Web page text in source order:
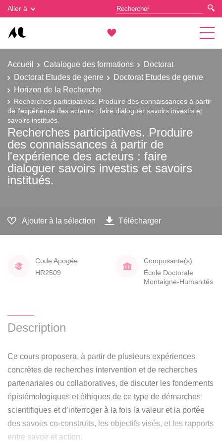
Aller à
Accueil Catalogue des formations
Doctorat
Doctorat Etudes de genre
Doctorat Etudes de genre
Horizon de la Recherche
Recherches participatives. Produire des connaissances à partir
de l'expérience des acteurs : faire dialoguer savoirs investis et
savoirs institués.
Recherches participatives. Produire
des connaissances à partir de
l'expérience des acteurs : faire
dialoguer savoirs investis et savoirs
institués.
Ajouter à la sélection Télécharger
Code Apogée
HR2509
Composante(s)
École Doctorale
Montaigne-Humanités
Description
Ce cours proposera, à partir de plusieurs expériences
concrètes de recherches intervention et de recherches
partenariales ou collaboratives, de discuter les fondements
épistémologiques et éthiques de ce type de démarches
scientifiques et d’interroger à la fois la valeur et la portée
des savoirs co-construits, les objectifs visés, et les rapports
entre savoir et action.
Gestion des cookies